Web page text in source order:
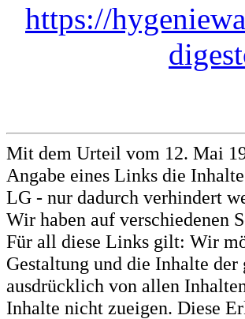
https://
Mit dem Urteil vom 12. Mai
Angabe eines Links die
LG - nur dadurch verhindert
Wir haben auf verschiedenen
Für all diese Links gilt: Wir
Gestaltung und die Inhalte
ausdrücklich von allen
Inhalte nicht zueigen. Diese